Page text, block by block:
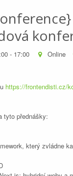
- 17:00 Online
https://frontendisti.cz/
tyto přednášky:
který zvládne